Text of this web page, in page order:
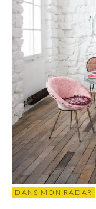
DANS MON RADAR